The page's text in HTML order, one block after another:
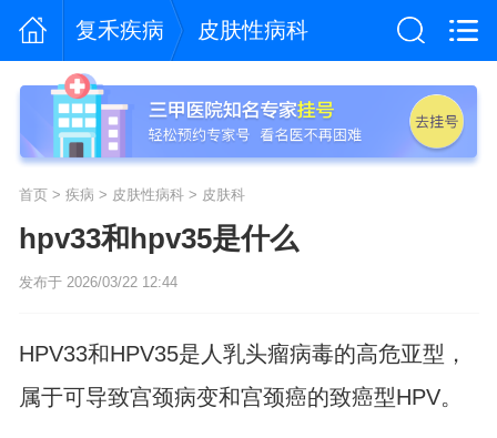
复禾疾病 皮肤性病科
首页> 疾病 > 皮肤性病科> 皮肤科
hpv33和hpv35是什么
发布于 2026/03/22 12:44
HPV33和HPV35是人乳头瘤病毒的高危亚型，
属于可导致宫颈病变和宫颈癌的致癌型HPV。